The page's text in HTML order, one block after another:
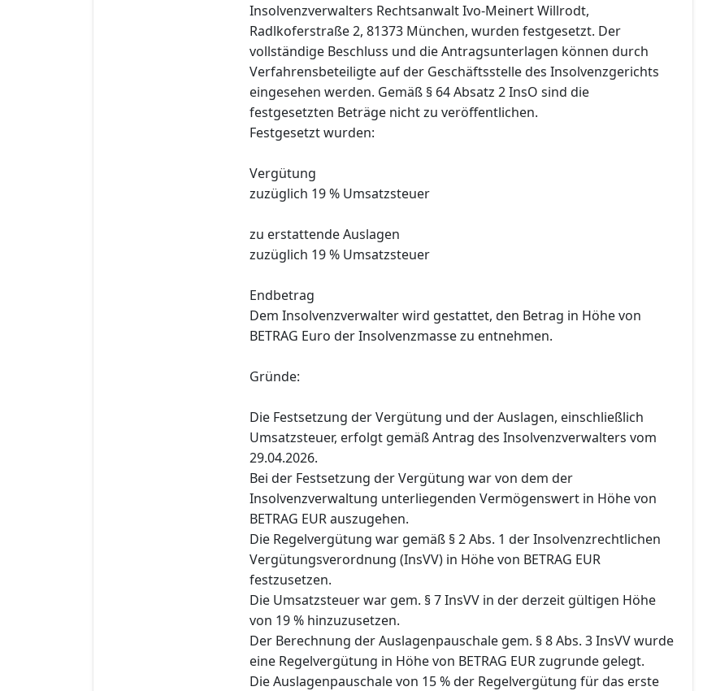
Insolvenzverwalters Rechtsanwalt Ivo-Meinert Willrodt,
Radlkoferstraße 2, 81373 München, wurden festgesetzt. Der
vollständige Beschluss und die Antragsunterlagen können durch
Verfahrensbeteiligte auf der Geschäftsstelle des Insolvenzgerichts
eingesehen werden. Gemäß § 64 Absatz 2 InsO sind die
festgesetzten Beträge nicht zu veröffentlichen.
Festgesetzt wurden:
Vergütung
zuzüglich 19 % Umsatzsteuer
zu erstattende Auslagen
zuzüglich 19 % Umsatzsteuer
Endbetrag
Dem Insolvenzverwalter wird gestattet, den Betrag in Höhe von
BETRAG Euro der Insolvenzmasse zu entnehmen.
Gründe:
Die Festsetzung der Vergütung und der Auslagen, einschließlich
Umsatzsteuer, erfolgt gemäß Antrag des Insolvenzverwalters vom
29.04.2026.
Bei der Festsetzung der Vergütung war von dem der
Insolvenzverwaltung unterliegenden Vermögenswert in Höhe von
BETRAG EUR auszugehen.
Die Regelvergütung war gemäß § 2 Abs. 1 der Insolvenzrechtlichen
Vergütungsverordnung (InsVV) in Höhe von BETRAG EUR
festzusetzen.
Die Umsatzsteuer war gem. § 7 InsVV in der derzeit gültigen Höhe
von 19 % hinzuzusetzen.
Der Berechnung der Auslagenpauschale gem. § 8 Abs. 3 InsVV wurde
eine Regelvergütung in Höhe von BETRAG EUR zugrunde gelegt.
Die Auslagenpauschale von 15 % der Regelvergütung für das erste